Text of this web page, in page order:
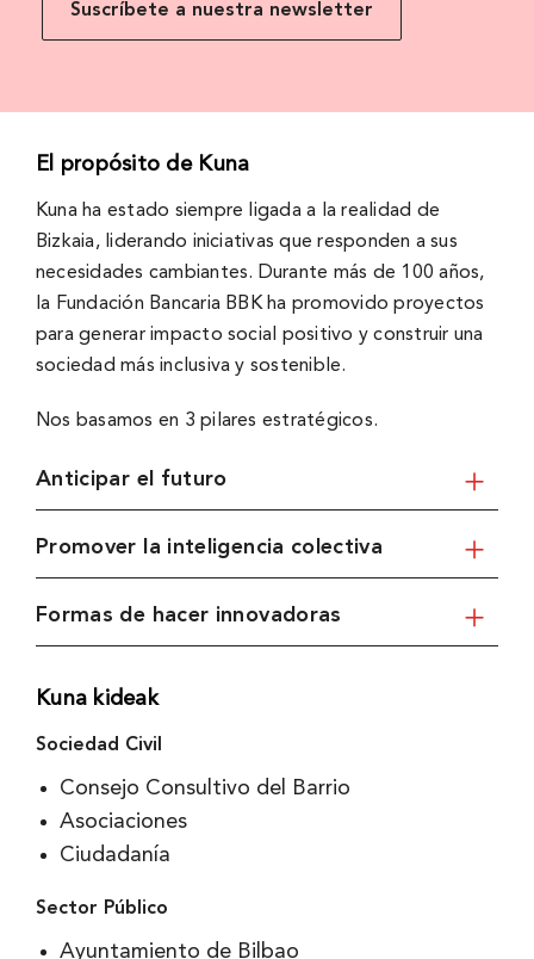
Suscríbete a nuestra newsletter
El propósito de Kuna
Kuna ha estado siempre ligada a la realidad de
Bizkaia, liderando iniciativas que responden a sus
necesidades cambiantes. Durante más de 100 años,
la Fundación Bancaria BBK ha promovido proyectos
para generar impacto social positivo y construir una
sociedad más inclusiva y sostenible.
Nos basamos en 3 pilares estratégicos.
Anticipar el futuro
Promover la inteligencia colectiva
Formas de hacer innovadoras
Kuna kideak
Sociedad Civil
Consejo Consultivo del Barrio
Asociaciones
Ciudadanía
Sector Público
Ayuntamiento de Bilbao